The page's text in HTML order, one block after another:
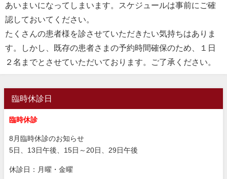
あいまいになってしまいます。スケジュールは事前にご確
認しておいてください。
たくさんの患者様を診させていただきたい気持ちはありま
す。しかし、既存の患者さまの予約時間確保のため、１日
２名までとさせていただいております。ご了承ください。
臨時休診日
臨時休診
8月臨時休診のお知らせ
5日、13日午後、15日～20日、29日午後
休診日：月曜・金曜